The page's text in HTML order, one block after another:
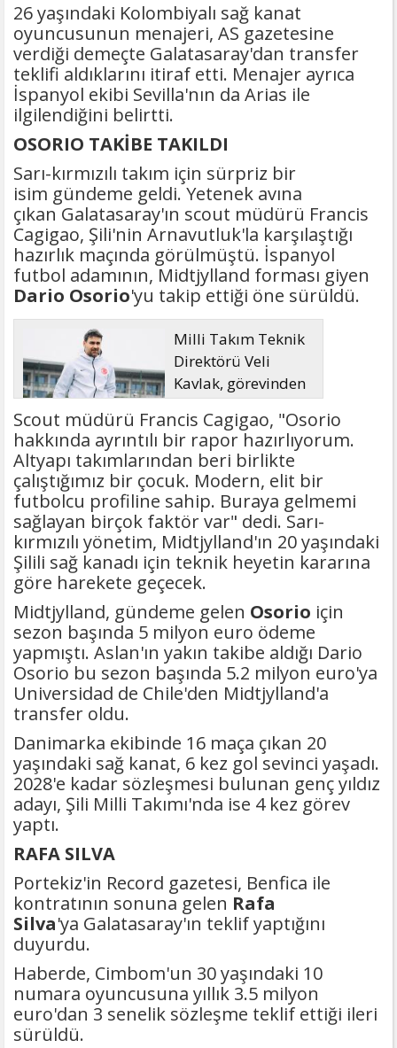
26 yaşındaki Kolombiyalı sağ kanat
oyuncusunun menajeri, AS gazetesine
verdiği demeçte Galatasaray'dan transfer
teklifi aldıklarını itiraf etti. Menajer ayrıca
İspanyol ekibi Sevilla'nın da Arias ile
ilgilendiğini belirtti.
OSORIO TAKİBE TAKILDI
Sarı-kırmızılı takım için sürpriz bir
isim gündeme geldi. Yetenek avına
çıkan Galatasaray'ın scout müdürü Francis
Cagigao, Şili'nin Arnavutluk'la karşılaştığı
hazırlık maçında görülmüştü. İspanyol
futbol adamının, Midtjylland forması giyen
Dario Osorio'yu takip ettiği öne sürüldü.
Milli Takım Teknik
Direktörü Veli
Kavlak, görevinden
ayrıldı
Scout müdürü Francis Cagigao, "Osorio
hakkında ayrıntılı bir rapor hazırlıyorum.
Altyapı takımlarından beri birlikte
çalıştığımız bir çocuk. Modern, elit bir
futbolcu profiline sahip. Buraya gelmemi
sağlayan birçok faktör var" dedi. Sarı-
kırmızılı yönetim, Midtjylland'ın 20 yaşındaki
Şilili sağ kanadı için teknik heyetin kararına
göre harekete geçecek.
Midtjylland, gündeme gelen Osorio için
sezon başında 5 milyon euro ödeme
yapmıştı. Aslan'ın yakın takibe aldığı Dario
Osorio bu sezon başında 5.2 milyon euro'ya
Universidad de Chile'den Midtjylland'a
transfer oldu.
Danimarka ekibinde 16 maça çıkan 20
yaşındaki sağ kanat, 6 kez gol sevinci yaşadı.
2028'e kadar sözleşmesi bulunan genç yıldız
adayı, Şili Milli Takımı'nda ise 4 kez görev
yaptı.
RAFA SILVA
Portekiz'in Record gazetesi, Benfica ile
kontratının sonuna gelen Rafa
Silva'ya Galatasaray'ın teklif yaptığını
duyurdu.
Haberde, Cimbom'un 30 yaşındaki 10
numara oyuncusuna yıllık 3.5 milyon
euro'dan 3 senelik sözleşme teklif ettiği ileri
sürüldü.